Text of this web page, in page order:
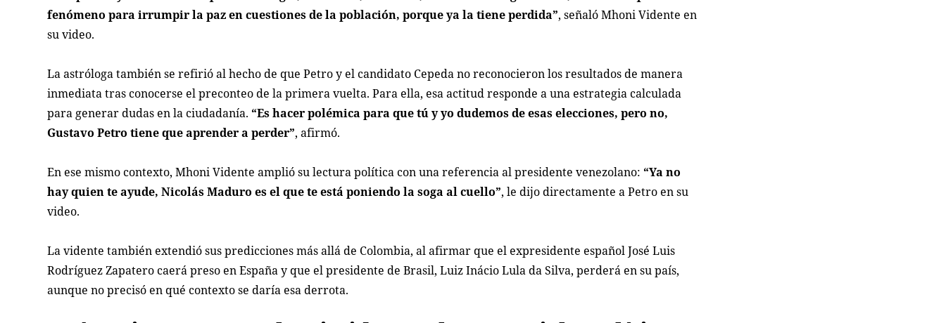
fenómeno para irrumpir la paz en cuestiones de la población, porque ya la tiene perdida”, señaló Mhoni Vidente en
su video.
La astróloga también se refirió al hecho de que Petro y el candidato Cepeda no reconocieron los resultados de manera
inmediata tras conocerse el preconteo de la primera vuelta. Para ella, esa actitud responde a una estrategia calculada
para generar dudas en la ciudadanía. “Es hacer polémica para que tú y yo dudemos de esas elecciones, pero no,
Gustavo Petro tiene que aprender a perder”, afirmó.
En ese mismo contexto, Mhoni Vidente amplió su lectura política con una referencia al presidente venezolano: “Ya no
hay quien te ayude, Nicolás Maduro es el que te está poniendo la soga al cuello”, le dijo directamente a Petro en su
video.
La vidente también extendió sus predicciones más allá de Colombia, al afirmar que el expresidente español José Luis
Rodríguez Zapatero caerá preso en España y que el presidente de Brasil, Luiz Inácio Lula da Silva, perderá en su país,
aunque no precisó en qué contexto se daría esa derrota.